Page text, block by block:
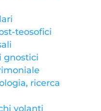
teosofici
gnostici
ricerca
volanti